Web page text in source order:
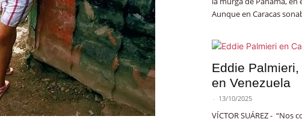
Aunque en Caracas
Eddie
en Venezuela
- 13/10/2025
VÍCTOR SUÁREZ - “Nos